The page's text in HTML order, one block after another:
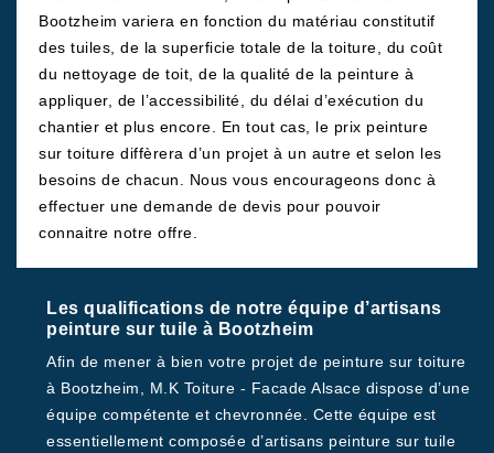
Bootzheim variera en fonction du matériau constitutif
des tuiles, de la superficie totale de la toiture, du coût
du nettoyage de toit, de la qualité de la peinture à
appliquer, de l’accessibilité, du délai d’exécution du
chantier et plus encore. En tout cas, le prix peinture
sur toiture diffèrera d’un projet à un autre et selon les
besoins de chacun. Nous vous encourageons donc à
effectuer une demande de devis pour pouvoir
connaitre notre offre.
Les qualifications de notre équipe d’artisans
peinture sur tuile à Bootzheim
Afin de mener à bien votre projet de peinture sur toiture
à Bootzheim, M.K Toiture - Facade Alsace dispose d’une
équipe compétente et chevronnée. Cette équipe est
essentiellement composée d’artisans peinture sur tuile